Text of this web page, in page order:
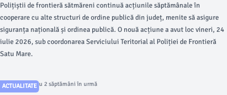
Polițiștii de frontieră sătmăreni continuă acțiunile săptămânale în
cooperare cu alte structuri de ordine publică din județ, menite să asigure
siguranța națională și ordinea publică. O nouă acțiune a avut loc vineri, 24
iulie 2026, sub coordonarea Serviciului Teritorial al Poliției de Frontieră
Satu Mare.
ACTUALITATE
Articol postat cu 2 săptămâni în urmă